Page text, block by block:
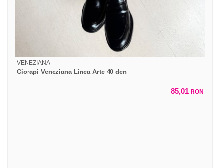
VENEZIANA
Ciorapi Veneziana Linea Arte 40 den
85,01 RON